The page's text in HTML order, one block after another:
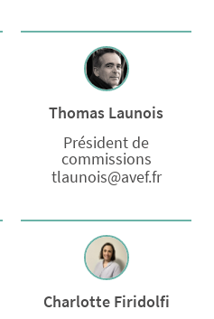
Thomas Launois
Président de
commissions
tlaunois@avef.fr
Charlotte Firidolfi